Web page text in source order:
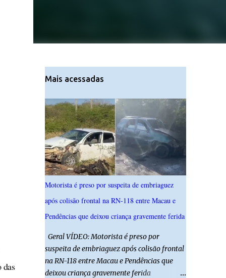
das
Mais acessadas
Motorista é preso por suspeita de embriaguez
após colisão frontal na RN-118 entre Macau e
Pendências que deixou criança gravemente ferida
Geral VÍDEO: Motorista é preso por
suspeita de embriaguez após colisão frontal
na RN-118 entre Macau e Pendências que
deixou criança gravemente ferida